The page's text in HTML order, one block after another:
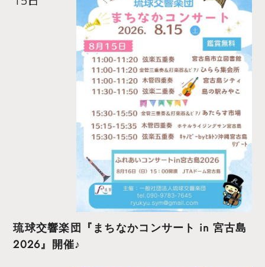
琉球交響楽団『まちなかコンサート in 宮古島
2026』開催♪